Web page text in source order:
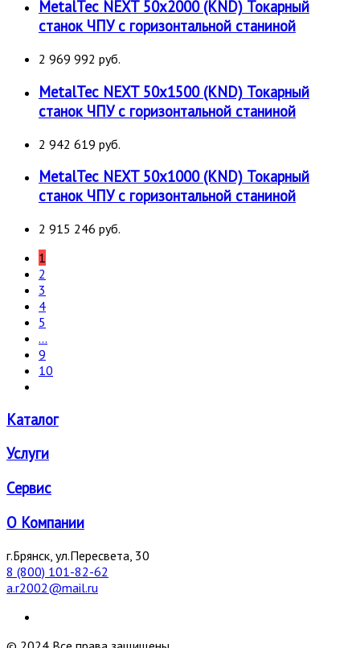
MetalTec NEXT 50х2000 (KND) Токарный
станок ЧПУ с горизонтальной станиной
2 969 992 руб.
MetalTec NEXT 50х1500 (KND) Токарный
станок ЧПУ с горизонтальной станиной
2 942 619 руб.
MetalTec NEXT 50х1000 (KND) Токарный
станок ЧПУ с горизонтальной станиной
2 915 246 руб.
1
2
3
4
5
...
9
10
Каталог
Услуги
Сервис
О Компании
г.Брянск, ул.Пересвета, 30
8 (800) 101-82-62
a.r2002@mail.ru